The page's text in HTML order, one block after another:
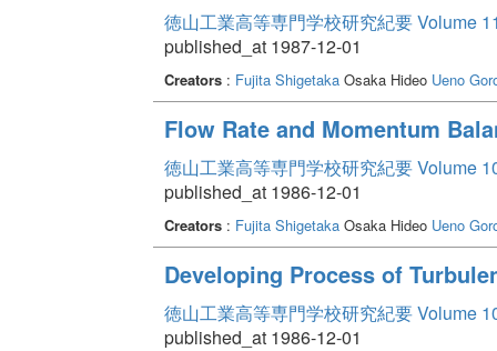
徳山工業高等専門学校研究紀要 Volume
published_at 1987-12-01
Creators: Fujita ShigetakaOsaka Hideo Ueno
Flow Rate and Momentum
徳山工業高等専門学校研究紀要 Volume
published_at 1986-12-01
Creators: Fujita ShigetakaOsaka Hideo Ueno
Developing Process of
徳山工業高等専門学校研究紀要 Volume
published_at 1986-12-01